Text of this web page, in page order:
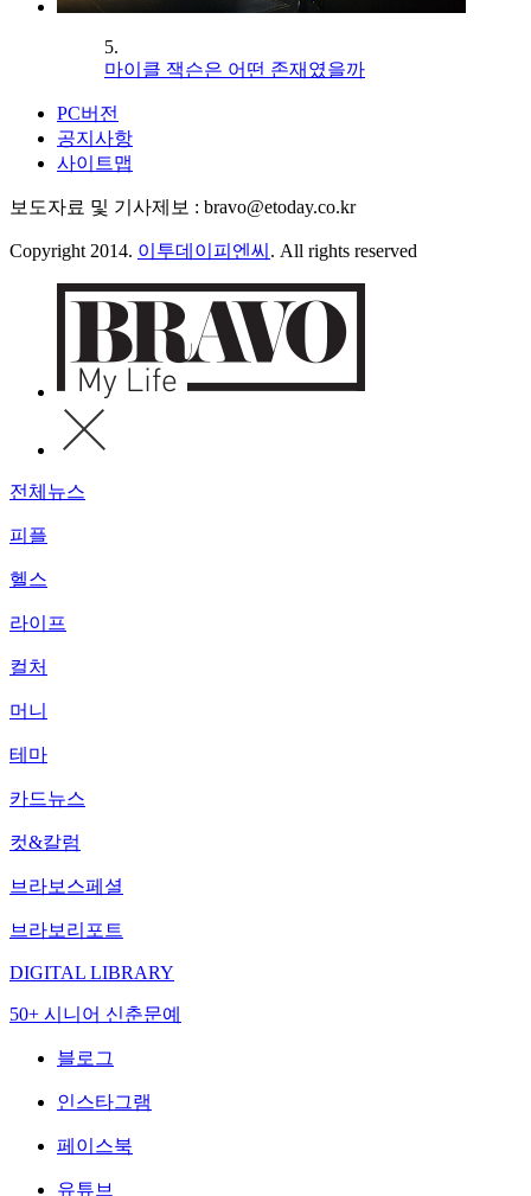
5.
마이클 잭슨은 어떤 존재였을까
PC버전
공지사항
사이트맵
보도자료 및 기사제보 : bravo@etoday.co.kr
Copyright 2014. 이투데이피엔씨 . All rights reserved
전체뉴스
피플
헬스
라이프
컬처
머니
테마
카드뉴스
컷&칼럼
브라보스페셜
브라보리포트
DIGITAL LIBRARY
50+ 시니어 신춘문예
블로그
인스타그램
페이스북
유튜브